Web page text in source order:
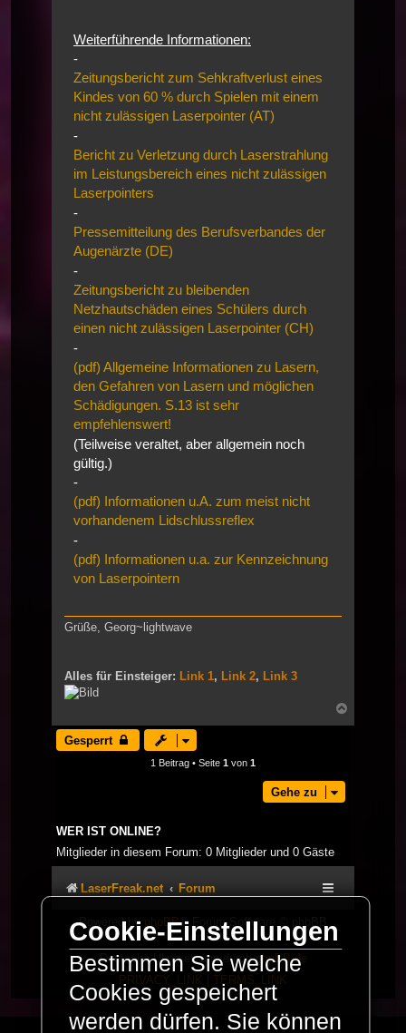
Weiterführende Informationen:
-
Zeitungsbericht zum Sehkraftverlust eines
Kindes von 60 % durch Spielen mit einem
nicht zulässigen Laserpointer (AT)
-
Bericht zu Verletzung durch Laserstrahlung
im Leistungsbereich eines nicht zulässigen
Laserpointers
-
Pressemitteilung des Berufsverbandes der
Augenärzte (DE)
-
Zeitungsbericht zu bleibenden
Netzhautschäden eines Schülers durch
einen nicht zulässigen Laserpointer (CH)
-
(pdf) Allgemeine Informationen zu Lasern,
den Gefahren von Lasern und möglichen
Schädigungen. S.13 ist sehr
empfehlenswert!
(Teilweise veraltet, aber allgemein noch
gültig.)
-
(pdf) Informationen u.A. zum meist nicht
vorhandenem Lidschlussreflex
-
(pdf) Informationen u.a. zur Kennzeichnung
von Laserpointern
Grüße, Georg~lightwave
Alles für Einsteiger: Link 1, Link 2, Link 3
oben
Gesperrt
1 Beitrag • Seite 1 von 1
Gehe zu
WER IST ONLINE?
Mitglieder in diesem Forum: 0 Mitglieder und 0 Gäste
LaserFreak.net Forum
Powered by phpBB® Forum Software © phpBB
Limited
Deutsche Übersetzung durchphpBB.de
PRIVACY_LINK
TERMS_LINK
Cookie-Einstellungen
Bestimmen Sie welche
Cookies gespeichert
werden dürfen. Sie können